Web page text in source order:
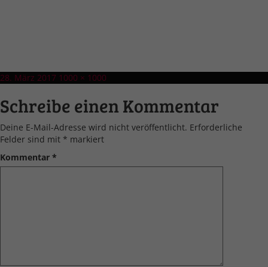
Veröffentlicht
28. März 2017 Volle
1000 × 1000
Schreibe einen Kommentar
Deine E-Mail-Adresse wird nicht veröffentlicht. Erforderliche
Felder sind mit * markiert
Kommentar *